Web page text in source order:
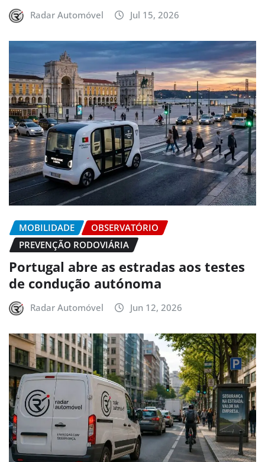
Radar Automóvel Jul 15, 2026
MOBILIDADE
OBSERVATÓRIO
PREVENÇÃO RODOVIÁRIA
Portugal abre as estradas aos testes
de condução autónoma
Radar Automóvel Jun 12, 2026